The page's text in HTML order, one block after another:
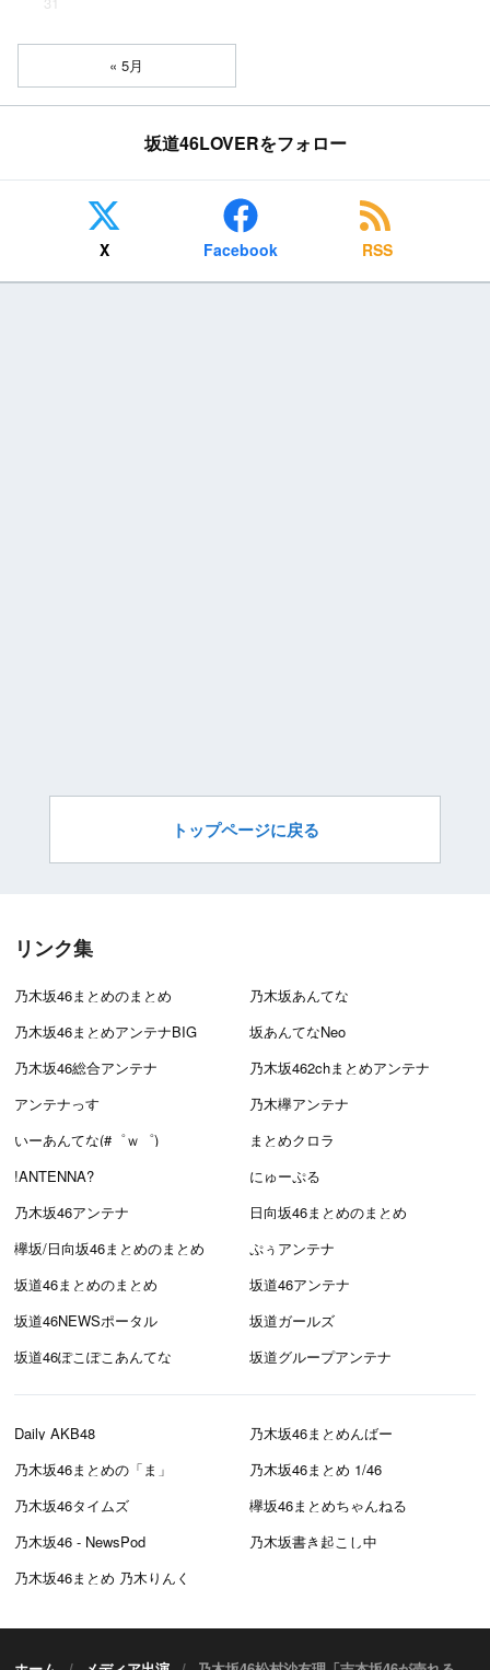
« 5月
坂道46LOVERをフォロー
X Facebook RSS
トップページに戻る
リンク集
乃木坂46まとめのまとめ
乃木坂あんてな
乃木坂46まとめアンテナBIG
坂あんてなNeo
乃木坂46総合アンテナ
乃木坂462chまとめアンテナ
アンテナっす
乃木欅アンテナ
いーあんてな(#゜ｗ゜)
まとめクロラ
!ANTENNA?
にゅーぷる
乃木坂46アンテナ
日向坂46まとめのまとめ
欅坂/日向坂46まとめのまとめ
ぷぅアンテナ
坂道46まとめのまとめ
坂道46アンテナ
坂道46NEWSポータル
坂道ガールズ
坂道46ぽこぽこあんてな
坂道グループアンテナ
Daily AKB48
乃木坂46まとめんばー
乃木坂46まとめの「ま」
乃木坂46まとめ 1/46
乃木坂46タイムズ
欅坂46まとめちゃんねる
乃木坂46 - NewsPod
乃木坂書き起こし中
乃木坂46まとめ 乃木りんく